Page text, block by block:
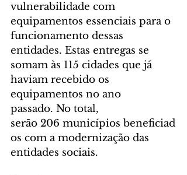
vulnerabilidade com
equipamentos essenciais para o
funcionamento dessas
entidades. Estas entregas se
somam às 115 cidades que já
haviam recebido os
equipamentos no ano
passado. No total,
serão 206 municípios beneficiad
os com a modernização das
entidades sociais.